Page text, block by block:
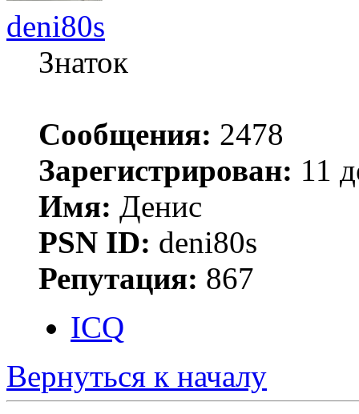
deni80s
Знаток
Сообщения: 2478
Зарегистрирован: 11
Имя: Денис
PSN ID: deni80s
Репутация: 867
ICQ
Вернуться к началу